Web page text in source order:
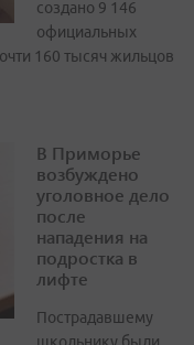
создано 9 146
официальных
160 тысяч жильцов
В Приморье
возбуждено
уголовное дело
после
нападения на
подростка в
лифте
Пострадавшему